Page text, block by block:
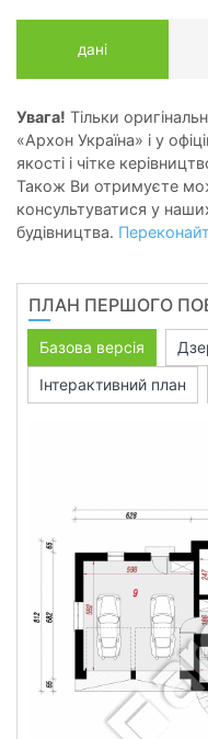
дані
Увага! Тільки
«Архон Україна» і у
якості і чітке
Також Ви отримуєте
консультуватися у
будівництва.
ПЛАН ПЕРШОГО
Базова версія
Інтерактивний план